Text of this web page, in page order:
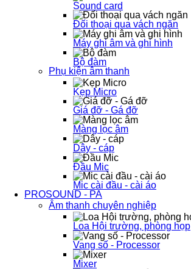
Sound card
Đối thoại qua vách ngăn
Máy ghi âm và ghi hình
Bộ đàm
Phụ kiện âm thanh
Kẹp Micro
Giá đỡ - Gá đỡ
Màng lọc âm
Dây - cáp
Đầu Mic
Mic cài đầu - cài áo
PROSOUND - PA
Âm thanh chuyên nghiệp
Loa Hội trường, phòng họp
Vang số - Processor
Mixer